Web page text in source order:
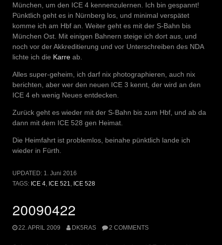
München, um den ICE 4 kennenzulernen. Ich bin gespannt!
Pünktlich geht es in Nürnberg los, und minimal verspätet
komme ich am Hbf an. Weiter geht es mit der S-Bahn bis
München Ost. Mit einigen Bahnern steige ich dort aus, und
noch vor der Akkreditierung und vor Unterschreiben des NDA
lichte ich die Karre ab.
Alles super-geheim, ich darf nix photographieren, auch nix
berichten, aber wer den neuen ICE 3 kennt, der wird an den
ICE 4 eh wenig Neues entdecken.
Zurück geht es wieder mit der S-Bahn bis zum Hbf, und ab da
dann mit dem ICE 528 gen Heimat.
Die Heimfahrt ist problemlos, beinahe pünktlich lande ich
wieder in Fürth.
UPDATED: 1. Juni 2016
TAGS: ICE 4 ICE 521 ICE 528
20090422
22. APRIL 2009 DK5RAS 2 COMMENTS